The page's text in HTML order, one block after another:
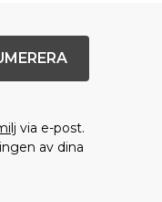
via e-post.
av dina